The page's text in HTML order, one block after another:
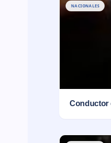
NACIONALES
Conductor